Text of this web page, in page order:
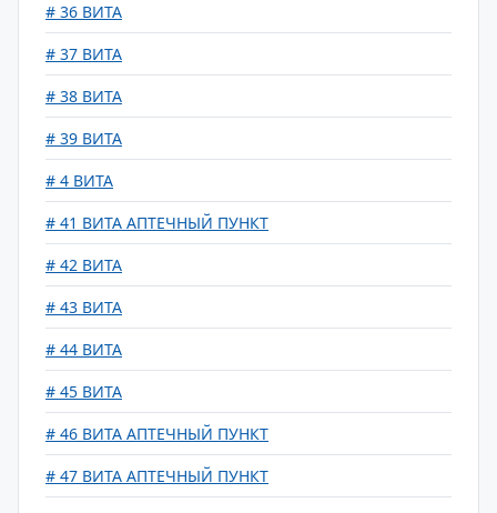
# 36 ВИТА
# 37 ВИТА
# 38 ВИТА
# 39 ВИТА
# 4 ВИТА
# 41 ВИТА АПТЕЧНЫЙ ПУНКТ
# 42 ВИТА
# 43 ВИТА
# 44 ВИТА
# 45 ВИТА
# 46 ВИТА АПТЕЧНЫЙ ПУНКТ
# 47 ВИТА АПТЕЧНЫЙ ПУНКТ